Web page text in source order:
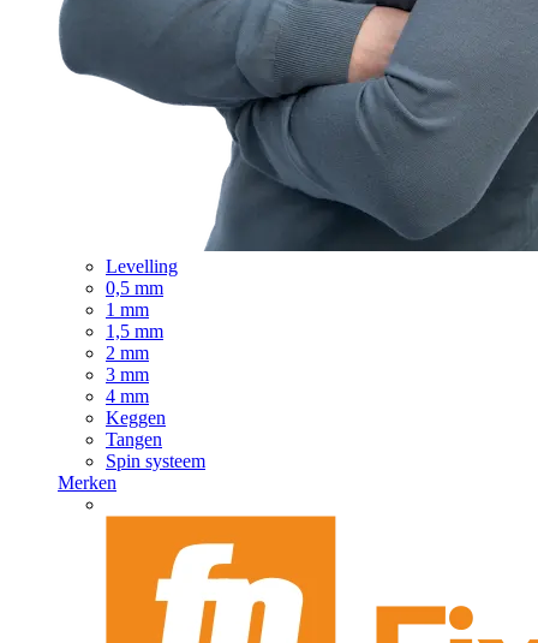
Levelling
0,5 mm
1 mm
1,5 mm
2 mm
3 mm
4 mm
Keggen
Tangen
Spin systeem
Merken